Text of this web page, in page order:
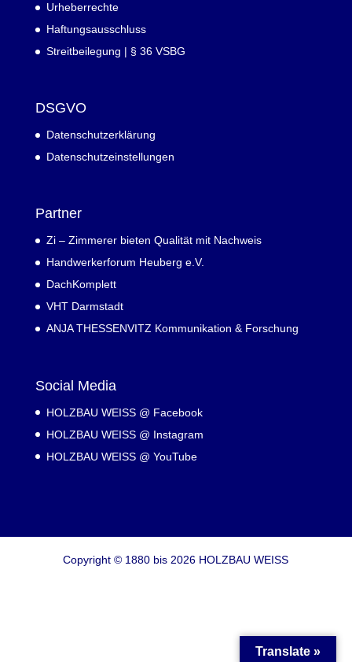
Urheberrechte
Haftungsausschluss
Streitbeilegung | § 36 VSBG
DSGVO
Datenschutzerklärung
Datenschutzeinstellungen
Partner
Zi – Zimmerer bieten Qualität mit Nachweis
Handwerkerforum Heuberg e.V.
DachKomplett
VHT Darmstadt
ANJA THESSENVITZ Kommunikation & Forschung
Social Media
HOLZBAU WEISS @ Facebook
HOLZBAU WEISS @ Instagram
HOLZBAU WEISS @ YouTube
Copyright © 1880 bis 2026 HOLZBAU WEISS
Translate »